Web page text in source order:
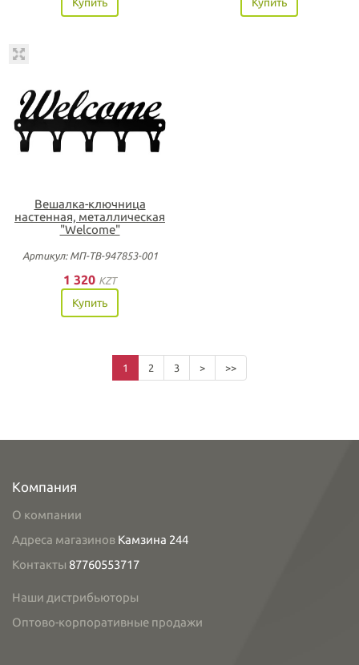
Вешалка-ключница
настенная, металлическая
"Welcome"
Артикул: МП-ТВ-947853-001
1 320 KZT
Купить
1 2 3 > >>
Компания
О компании
Адреса магазинов Камзина 244
Контакты 87760553717
Наши дистрибьюторы
Оптово-корпоративные продажи